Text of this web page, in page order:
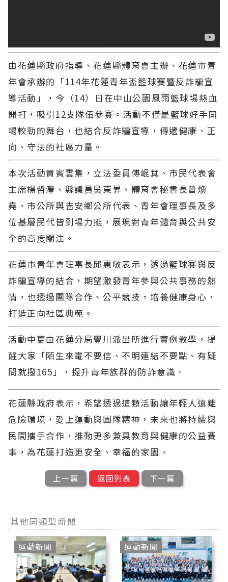
由花蓮縣政府指導、花蓮縣體育會主辦、花蓮市青
年會承辦的「114年花蓮青年盃籃球賽暨反詐騙宣
導活動」，今（14）日在中山公園風雨籃球場熱血
開打，吸引12支隊伍參賽。活動不僅是籃球好手同
場較勁的舞台，也結合反詐騙宣導，傳遞健康、正
向、守法的社區力量。
本次活動貴賓雲集，立法委員傅崐萁、市民代表會
主席楊哲灃、縣議員吳東昇、體育會秘書長曾煥
堯、市公所與吉安鄉公所代表、青年會理事長及多
位基層民代皆到場力挺，展現對青年體育與公共安
全的高度關注。
花蓮市青年會理事長邱惠敏表示，透過籃球賽與反
詐騙宣導的結合，期望激發青年參與公共事務的熱
情，也透過團隊合作、公平競技，培養健康身心，
打造正向社區典範。
活動中更由花蓮分局豐川派出所進行實例教學，提
醒大家「陌生來電不要信、不明連結不要點、有疑
問就撥165」，提升青年族群的防詐意識。
花蓮縣政府表示，希望透過這類活動讓年輕人遠離
危險環境，愛上運動與團隊精神，未來也將持續與
民間攜手合作，推動更多兼具教育與健康的公益賽
事，為花蓮打造更安全、幸福的家園。
上一篇 返回列表 下一篇
其他同類型新聞
運動新聞 運動新聞